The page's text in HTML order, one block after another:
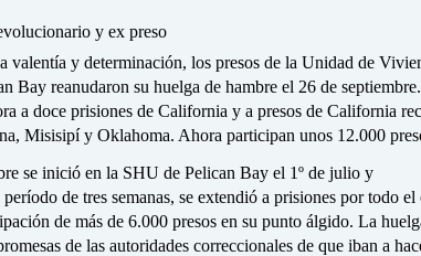
y ex preso
valentía y determinación, los presos de la Unidad de
Bay reanudaron su huelga de hambre el 26 de
a doce prisiones de California y a presos de California
Misisipí y Oklahoma. Ahora participan unos 12.000
se inició en la SHU de Pelican Bay el 1º de julio y
de tres semanas, se extendió a prisiones por todo el
de más de 6.000 presos en su punto álgido. La
de las autoridades correccionales de que iban a